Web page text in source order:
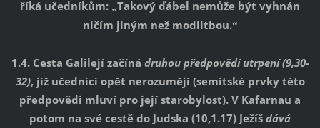
říká učedníkům: „Takový ďábel nemůže být vyhnán
ničím jiným než modlitbou.“
1.4. Cesta Galilejí začíná druhou předpovědí utrpení (9,30-
32), jíž učedníci opět nerozumějí (semitské prvky této
předpovědi mluví pro její starobylost). V Kafarnau a
potom na své cestě do Judska (10,1.17) Ježíš dává